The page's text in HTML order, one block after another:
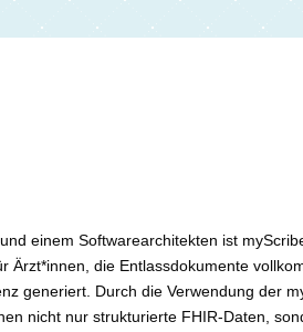
einem Softwarearchitekten ist
Ärzt*innen, die Entlassdokumente
generiert. Durch die Verwendung der
nicht nur strukturierte FHIR-Daten,